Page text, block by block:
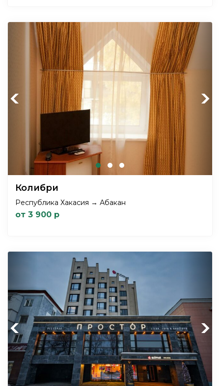
Previous Next
Колибри
Республика Хакасия → Абакан
от 3 900 р
Previous Next